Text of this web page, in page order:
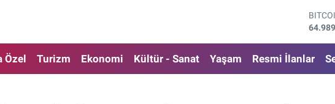
55,1823
Özel Turizm Ekonomi Kültür - Sanat Yaşam Resmi İlanlar